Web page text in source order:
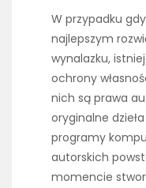
W przypadku
najlepszym
wynalazku,
ochrony
nich są prawa
oryginalne
programy
autorskich
momencie